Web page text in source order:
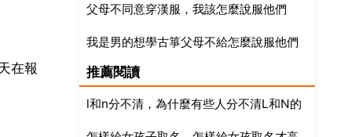
在報
父母不同意穿漢服，我該怎麼說服他們
我是男的想學古箏父母不給怎麼說服他們
推薦閱讀
l和n分不清，為什麼有些人分不清L和N的